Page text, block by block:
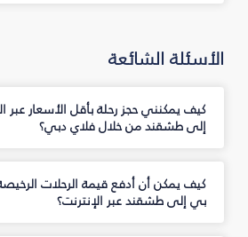
الأسئلة الشائعة
كيف يمكنني حجز رحلة بأقل الأسعار عبر
إلى طشقند من خلال فلاي دبي؟
كيف يمكن أن أدفع قيمة الرحلات
بي إلى طشقند عبر الإنترنت؟